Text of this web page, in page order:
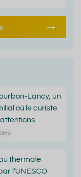
Lancy, un
où le curiste
thermale
l’UNESCO